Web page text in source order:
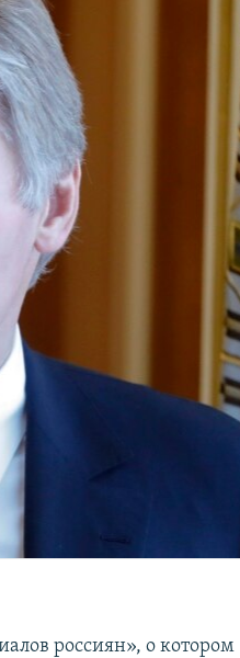
россиян», о котором